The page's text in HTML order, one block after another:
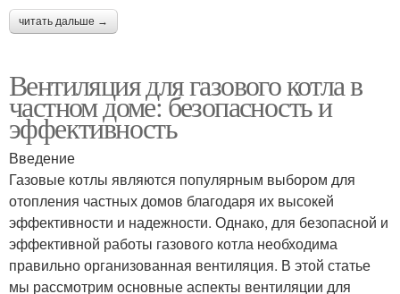
читать дальше →
Вентиляция для газового котла в
частном доме: безопасность и
эффективность
Введение
Газовые котлы являются популярным выбором для
отопления частных домов благодаря их высокей
эффективности и надежности. Однако, для безопасной и
эффективной работы газового котла необходима
правильно организованная вентиляция. В этой статье
мы рассмотрим основные аспекты вентиляции для